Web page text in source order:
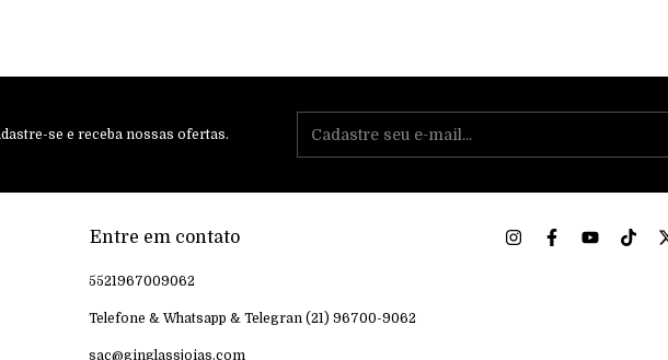
se e receba nossas ofertas.
Entre em contato
5521967009062
Telefone & Whatsapp & Telegran (21) 96700-9062
sac@ginglassjoias.com